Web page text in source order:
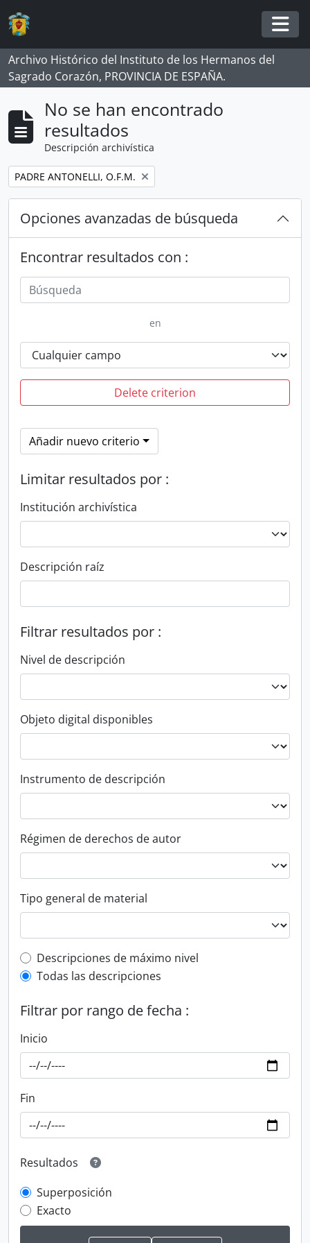
Skip to main content
Archivo Histórico del Instituto de los Hermanos del
Sagrado Corazón, PROVINCIA DE ESPAÑA.
No se han encontrado
resultados
Descripción archivística
Remove filter:
PADRE ANTONELLI, O.F.M.
Opciones avanzadas de búsqueda
Encontrar resultados con :
en
Delete criterion
Añadir nuevo criterio
Limitar resultados por :
Institución archivística
Descripción raíz
Filtrar resultados por :
Nivel de descripción
Objeto digital disponibles
Instrumento de descripción
Régimen de derechos de autor
Tipo general de material
Top-level description filter
Descripciones de máximo nivel
Todas las descripciones
Filtrar por rango de fecha :
Inicio
Fin
Resultados
Superposición
Exacto